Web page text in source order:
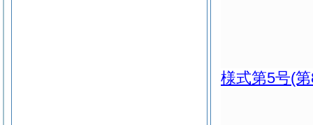
様式第5号(